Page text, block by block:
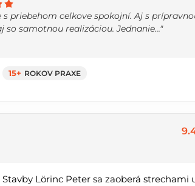
s priebehom celkove spokojní. Aj s
so samotnou realizáciou. Jednanie..."
15+ ROKOV PRAXE
Lörinc Peter sa zaoberá strechami